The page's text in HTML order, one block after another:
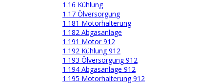
1.16 Kühlung
1.17 Ölversorgung
1.181 Motorhalterung
1.182 Abgasanlage
1.191 Motor 912
1.192 Kühlung 912
1.193 Ölversorgung 912
1.194 Abgasanlage 912
1.195 Motorhalterung 912